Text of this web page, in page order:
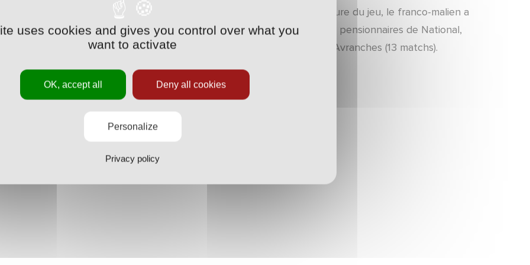
fort dans les duels, doté d’une bonne relance et d’une bonne lecture du jeu, le franco-malien a
les qualités d'un bon défenseur central. Il a été prêté deux fois à des pensionnaires de National,
17 à Sedan (18 matchs) et l’an passé à partir de la trêve hivernale à Avranches (13 matchs).
uses cookies and gives you control over what you
want to activate
OK, accept all Deny all cookies
Personalize
Privacy policy